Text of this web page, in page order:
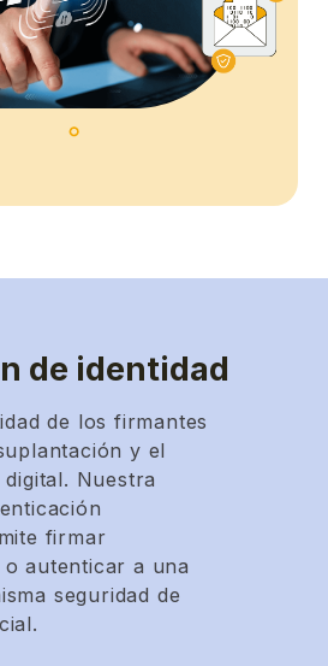
de identidad
de los firmantes
y el
Nuestra
firmar
autenticar a una
seguridad de